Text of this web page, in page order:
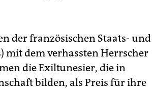
der französischen Staats- und
mit dem verhassten Herrscher
die Exiltunesier, die in
bilden, als Preis für ihre